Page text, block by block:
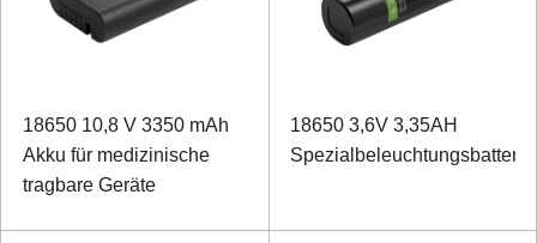
18650 10,8 V 3350 mAh
Akku für medizinische
tragbare Geräte
18650 3,6V 3,35AH
Spezialbeleuchtungsbatterie